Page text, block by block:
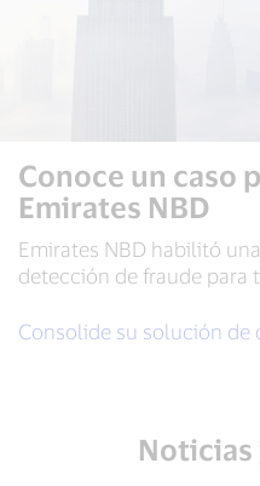
Conoce un caso
Emirates NBD
Emirates NBD habilitó
detección de fraude para
Consolide su solución de
Noticias